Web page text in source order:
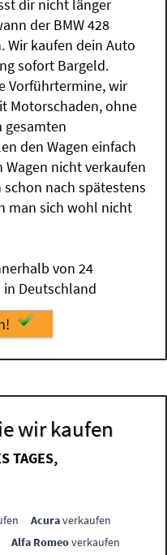
dir nicht länger
der BMW 428
Wir kaufen dein Auto
sofort Bargeld.
Vorführtermine, wir
Motorschaden, ohne
gesamten
den Wagen einfach
nicht verkaufen
nach spätestens
man sich wohl nicht
von 24
Deutschland
wir kaufen
TAGES,
Acuraverkaufen
Alfa Romeoverkaufen